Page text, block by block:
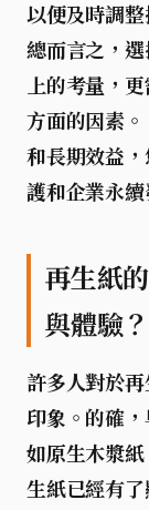
以便及時調整
總而言之，
上的考量，
方面的因素
和長期效益
護和企業永續
再生紙
與體驗？
許多人對於
印象。的確
如原生木漿
生紙已經有